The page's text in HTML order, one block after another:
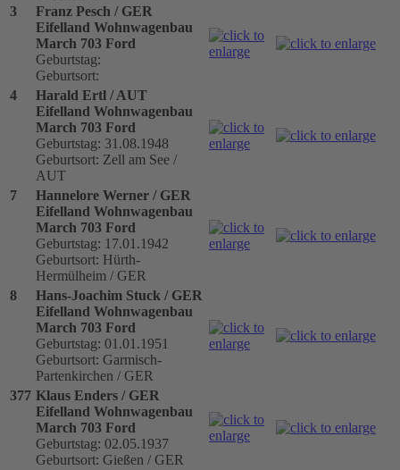
3
Franz Pesch / GER
Eifelland Wohnwagenbau
March 703 Ford
Geburtstag:
Geburtsort:
4
Harald Ertl / AUT
Eifelland Wohnwagenbau
March 703 Ford
Geburtstag: 31.08.1948
Geburtsort: Zell am See /
AUT
7
Hannelore Werner / GER
Eifelland Wohnwagenbau
March 703 Ford
Geburtstag: 17.01.1942
Geburtsort: Hürth-
Hermülheim / GER
8
Hans-Joachim Stuck / GER
Eifelland Wohnwagenbau
March 703 Ford
Geburtstag: 01.01.1951
Geburtsort: Garmisch-
Partenkirchen / GER
377 Klaus Enders / GER
Eifelland Wohnwagenbau
March 703 Ford
Geburtstag: 02.05.1937
Geburtsort: Gießen / GER